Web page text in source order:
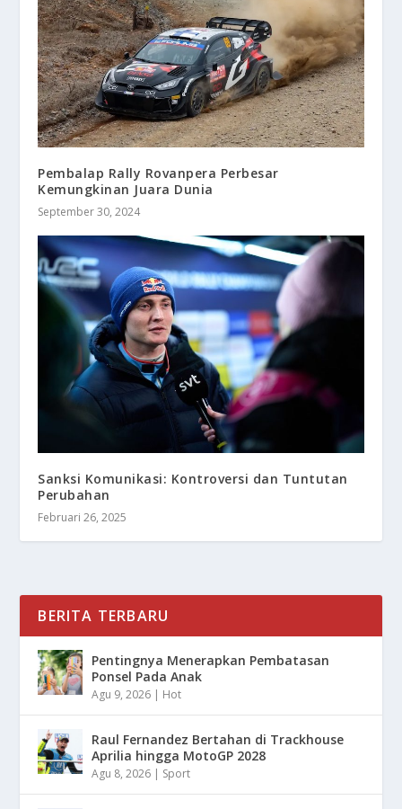
Pembalap Rally Rovanpera Perbesar
Kemungkinan Juara Dunia
September 30, 2024
Sanksi Komunikasi: Kontroversi dan Tuntutan
Perubahan
Februari 26, 2025
BERITA TERBARU
Pentingnya Menerapkan Pembatasan
Ponsel Pada Anak
Agu 9, 2026 | Hot
Raul Fernandez Bertahan di Trackhouse
Aprilia hingga MotoGP 2028
Agu 8, 2026 | Sport